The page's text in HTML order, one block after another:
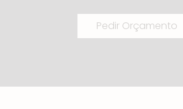
Pedir Orçamento